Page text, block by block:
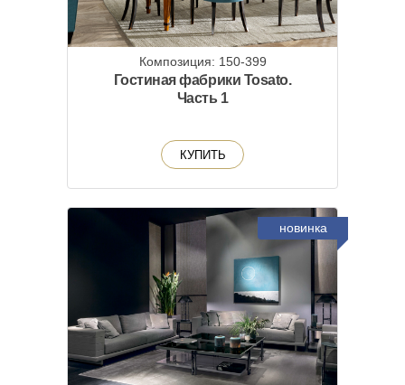
Композиция: 150-399
Гостиная фабрики Tosato.
Часть 1
КУПИТЬ
новинка